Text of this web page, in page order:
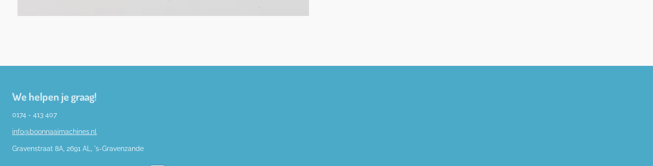
We helpen je graag!
0174 - 413 407
info@boonnaaimachines.nl
Gravenstraat 8A, 2691 AL, 's-Gravenzande